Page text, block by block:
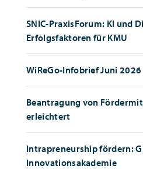
SNIC-PraxisForum: KI und
Erfolgsfaktoren für KMU
WiReGo-Infobrief Juni 2026
Beantragung von
erleichtert
Intrapreneurship fördern:
Innovationsakademie